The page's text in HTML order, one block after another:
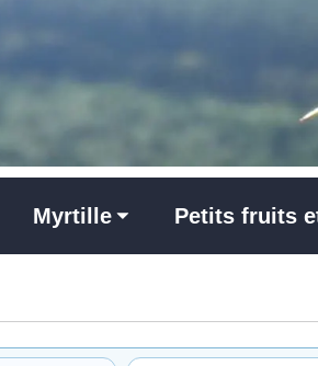
Myrtille Petits fruits